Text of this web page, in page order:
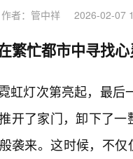
作者：管中祥 2026-02-07
繁忙都市中寻找
虹灯次第亮起，最
开了家门，卸下了
袭来。这时候，不